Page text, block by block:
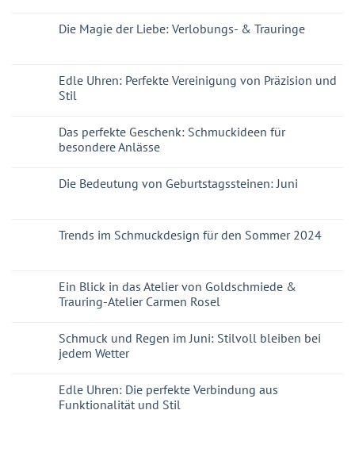
Die Magie der Liebe: Verlobungs- & Trauringe
Edle Uhren: Perfekte Vereinigung von Präzision und
Stil
Das perfekte Geschenk: Schmuckideen für
besondere Anlässe
Die Bedeutung von Geburtstagssteinen: Juni
Trends im Schmuckdesign für den Sommer 2024
Ein Blick in das Atelier von Goldschmiede &
Trauring-Atelier Carmen Rosel
Schmuck und Regen im Juni: Stilvoll bleiben bei
jedem Wetter
Edle Uhren: Die perfekte Verbindung aus
Funktionalität und Stil